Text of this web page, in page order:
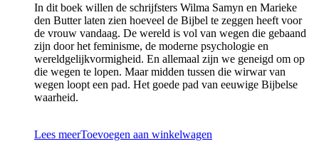
In dit boek willen de schrijfsters Wilma Samyn en Marieke
den Butter laten zien hoeveel de Bijbel te zeggen heeft voor
de vrouw vandaag. De wereld is vol van wegen die gebaand
zijn door het feminisme, de moderne psychologie en
wereldgelijkvormigheid. En allemaal zijn we geneigd om op
die wegen te lopen. Maar midden tussen die wirwar van
wegen loopt een pad. Het goede pad van eeuwige Bijbelse
waarheid.
Lees meerToevoegen aan winkelwagen